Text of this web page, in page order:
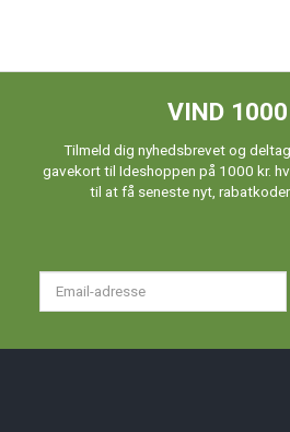
VIND
Tilmeld dig nyhedsbrevet og
gavekort til Ideshoppen på 1000 kr.
til at få seneste nyt,